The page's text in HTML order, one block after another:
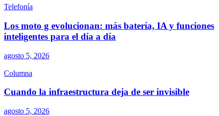
Telefonía
Los moto g evolucionan: más batería, IA y funciones
inteligentes para el día a día
agosto 5, 2026
Columna
Cuando la infraestructura deja de ser invisible
agosto 5, 2026